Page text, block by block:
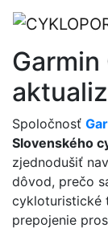
Spoločnosť
Slovenského
zjednodušiť
dôvod, prečo
cykloturistické
prepojenie